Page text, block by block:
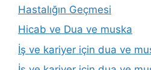
Hastalığın Geçmesi
Hicab ve Dua ve muska
İş ve kariyer için dua ve